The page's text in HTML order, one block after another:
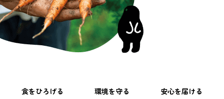
食をひろげる 環境を守る 安心を届ける
安全においしさを届ける